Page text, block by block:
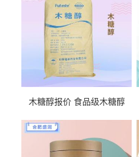
木糖醇报价 食品级木糖醇